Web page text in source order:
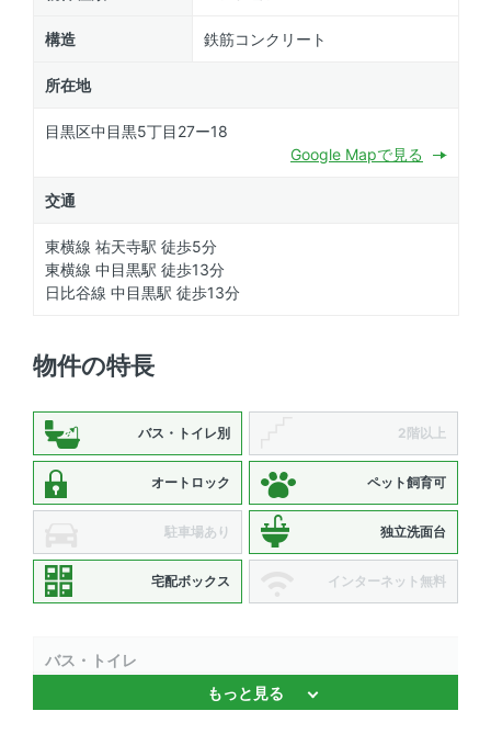
構造 鉄筋コンクリート
所在地
目黒区中目黒5丁目27ー18
Google Mapで見る
交通
東横線 祐天寺駅 徒歩5分
東横線 中目黒駅 徒歩13分
日比谷線 中目黒駅 徒歩13分
物件の特長
バス・トイレ別 2階以上
オートロック ペット飼育可
駐車場あり 独立洗面台
宅配ボックス インターネット無料
バス・トイレ
独立洗面台 、 温水洗浄便座 、 バストイレ別 、 浴室乾燥
もっと見る